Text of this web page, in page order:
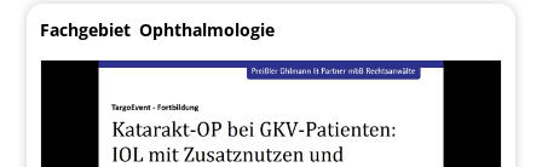
Fachgebiet Ophthalmologie